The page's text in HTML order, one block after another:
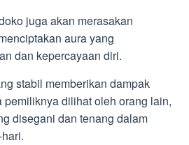
juga akan merasakan
aura yang
dan kepercayaan diri.
stabil memberikan dampak
dilihat oleh orang lain,
disegani dan tenang dalam